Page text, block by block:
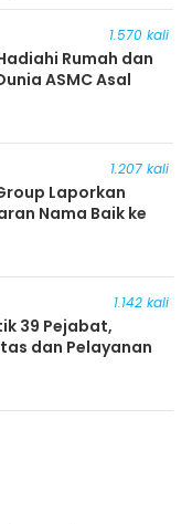
1.570 kali
Rumah dan
ASMC Asal
1.207 kali
Laporkan
Nama Baik ke
1.142 kali
39 Pejabat,
dan Pelayanan